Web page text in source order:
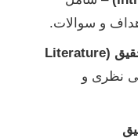
و سوالات.
فصل دوم: ادبیات و پیشینه تحقیق (Literature
نظری و